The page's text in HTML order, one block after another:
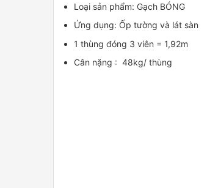
Loại sản phẩm: Gạch BÓNG
Ứng dụng: Ốp tường và lát sàn
1 thùng đóng 3 viên = 1,92m
Cân nặng : 48kg/ thùng